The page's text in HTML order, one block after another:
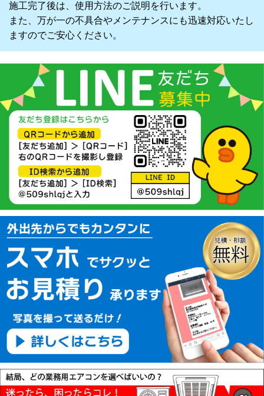
施工完了後は、使用方法のご説明を行います。
また、万が一の不具合やメンテナンスにも迅速対応いたし
ますのでご安心ください。